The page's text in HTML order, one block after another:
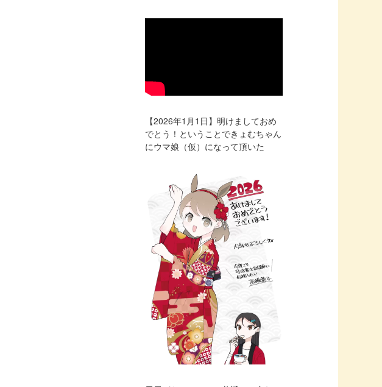
【2026年1月1日】明けましておめ
でとう！ということできょむちゃん
にウマ娘（仮）になって頂いた